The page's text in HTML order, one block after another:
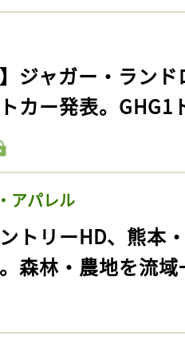
】ジャガー・ラン
カー発表。GHG1
アパレル
ントリーHD、熊本
森林・農地を流